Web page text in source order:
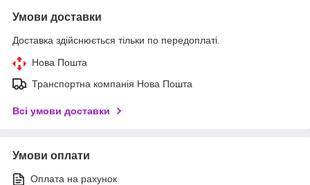
Умови доставки
Доставка здійснюється тільки по передоплаті.
Нова Пошта
Транспортна компанія Нова Пошта
Всі умови доставки
Умови оплати
Оплата на рахунок